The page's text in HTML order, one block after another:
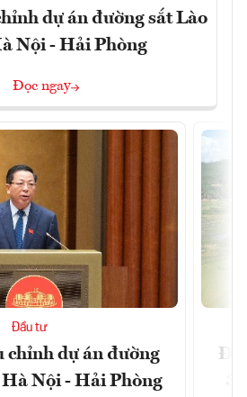
dự án đường sắt Lào
Nội - Hải Phòng
Đọc ngay
Đầu tư
chỉnh dự án đường
Hà Nội - Hải Phòng